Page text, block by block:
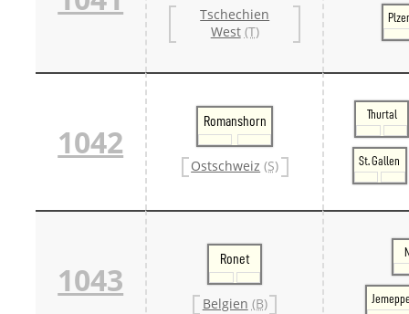
Tschechien
West (T)
1042
Romanshorn
Ostschweiz (S)
Thurtal
St. Gallen
1043
Ronet
Belgien (B)